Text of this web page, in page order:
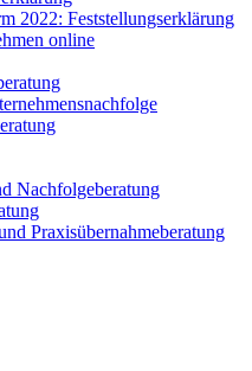
2022: Feststellungserklärung
online
Nachfolgeberatung
Praxisübernahmeberatung